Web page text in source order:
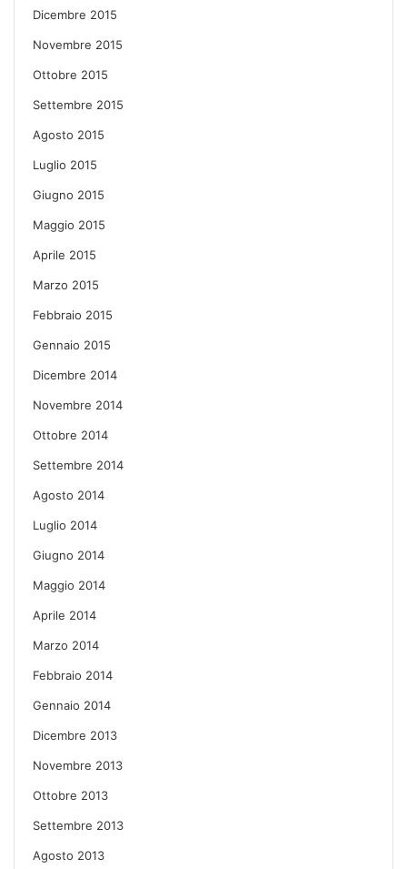
Dicembre 2015
Novembre 2015
Ottobre 2015
Settembre 2015
Agosto 2015
Luglio 2015
Giugno 2015
Maggio 2015
Aprile 2015
Marzo 2015
Febbraio 2015
Gennaio 2015
Dicembre 2014
Novembre 2014
Ottobre 2014
Settembre 2014
Agosto 2014
Luglio 2014
Giugno 2014
Maggio 2014
Aprile 2014
Marzo 2014
Febbraio 2014
Gennaio 2014
Dicembre 2013
Novembre 2013
Ottobre 2013
Settembre 2013
Agosto 2013